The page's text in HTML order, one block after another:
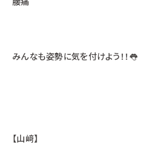
みんなも姿勢に気を付けよう！！👅
【山﨑】